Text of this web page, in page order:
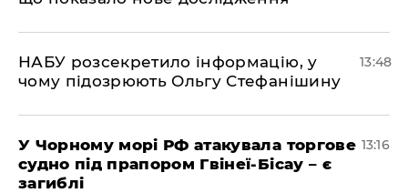
НАБУ розсекретило інформацію, у
чому підозрюють Ольгу Стефанішину
13:48
У Чорному морі РФ атакувала торгове
судно під прапором Гвінеї-Бісау – є
загиблі
13:16